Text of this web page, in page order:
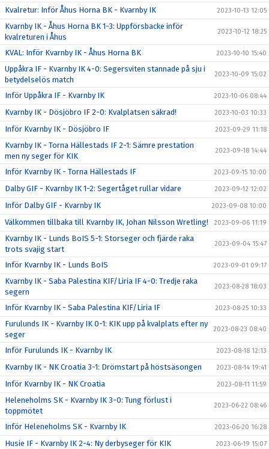
Kvalretur: Inför Åhus Horna BK - Kvarnby IK 2023-10-13 12:05
Kvarnby IK - Åhus Horna BK 1-3: Uppförsbacke inför
kvalreturen i Åhus
2023-10-12 18:25
KVAL: Inför Kvarnby IK - Åhus Horna BK 2023-10-10 15:40
Uppåkra IF - Kvarnby IK 4-0: Segersviten stannade på sju i
betydelselös match
2023-10-09 15:02
Inför Uppåkra IF - Kvarnby IK 2023-10-06 08:44
Kvarnby IK - Dösjöbro IF 2-0: Kvalplatsen säkrad! 2023-10-03 10:33
Inför Kvarnby IK - Dösjöbro IF 2023-09-29 11:18
Kvarnby IK - Torna Hällestads IF 2-1: Sämre prestation
men ny seger för KIK
2023-09-18 14:44
Inför Kvarnby IK - Torna Hällestads IF 2023-09-15 10:00
Dalby GIF - Kvarnby IK 1-2: Segertåget rullar vidare 2023-09-12 12:02
Inför Dalby GIF - Kvarnby IK 2023-09-08 10:00
Välkommen tillbaka till Kvarnby IK, Johan Nilsson Wretling! 2023-09-06 11:19
Kvarnby IK - Lunds BoIS 5-1: Storseger och fjärde raka
trots svajig start
2023-09-04 15:47
Inför Kvarnby IK - Lunds BoIS 2023-09-01 09:17
Kvarnby IK - Saba Palestina KIF/Liria IF 4-0: Tredje raka
segern
2023-08-28 18:03
Inför Kvarnby IK - Saba Palestina KIF/Liria IF 2023-08-25 10:33
Furulunds IK - Kvarnby IK 0-1: KIK upp på kvalplats efter ny
seger
2023-08-23 08:40
Inför Furulunds IK - Kvarnby IK 2023-08-18 12:13
Kvarnby IK - NK Croatia 3-1: Drömstart på höstsäsongen 2023-08-14 19:41
Inför Kvarnby IK - NK Croatia 2023-08-11 11:59
Heleneholms SK - Kvarnby IK 3-0: Tung förlust i
toppmötet
2023-06-22 08:46
Inför Heleneholms SK - Kvarnby IK 2023-06-20 16:28
Husie IF - Kvarnby IK 2-4: Ny derbyseger för KIK 2023-06-19 15:07